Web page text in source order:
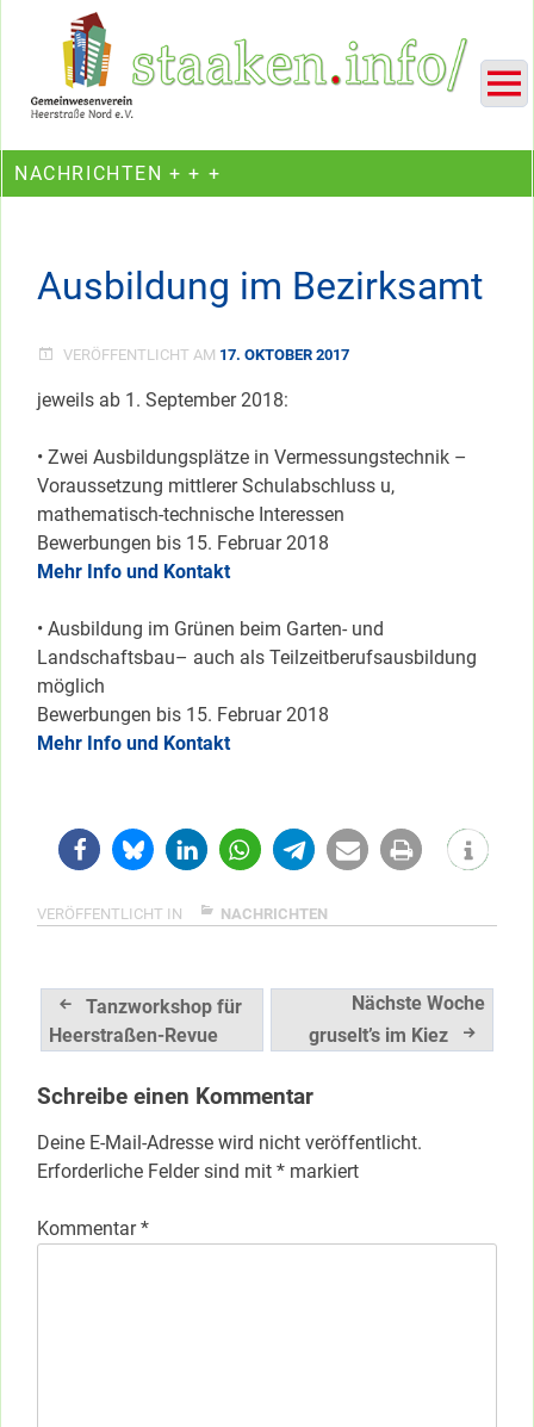
Ein Projekt des Gemeinwesenvereins Heerstraße Nord
NACHRICHTEN + + +
Ausbildung im Bezirksamt
VERÖFFENTLICHT AM 17. OKTOBER 2017
jeweils ab 1. September 2018:
• Zwei Ausbildungsplätze in Vermessungstechnik –
Voraussetzung mittlerer Schulabschluss u,
mathematisch-technische Interessen
Bewerbungen bis 15. Februar 2018
Mehr Info und Kontakt
• Ausbildung im Grünen beim Garten- und
Landschaftsbau– auch als Teilzeitberufsausbildung
möglich
Bewerbungen bis 15. Februar 2018
Mehr Info und Kontakt
VERÖFFENTLICHT IN NACHRICHTEN
Beitragsnavigation
Tanzworkshop für
Heerstraßen-Revue
Nächste Woche
gruselt’s im Kiez
Schreibe einen Kommentar
Deine E-Mail-Adresse wird nicht veröffentlicht.
Erforderliche Felder sind mit * markiert
Kommentar*